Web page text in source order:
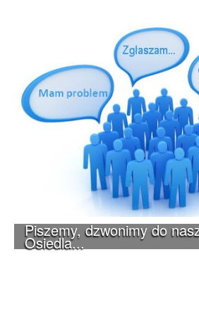
Piszemy, dzwonimy do
Osiedla...